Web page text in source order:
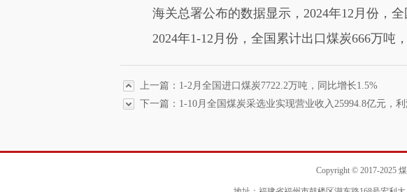
海关总署公布的数据显示，2024年12月份，全
2024年1-12月份，全国累计出口煤炭666万吨，
上一篇：1-2月全国进口煤炭7722.2万吨，同比增长1.5%
下一篇：1-10月全国煤炭采选业实现营业收入25994.8亿元，
Copyright © 2017-2025